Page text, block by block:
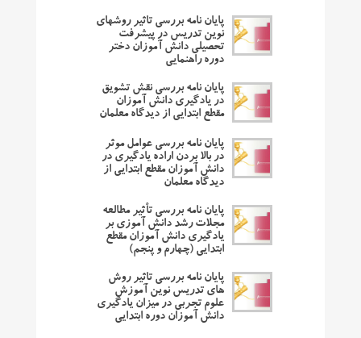
پایان نامه بررسی تاثیر روشهای
نوین تدریس در پیشرفت
تحصیلی دانش آموزان دختر
دوره راهنمایی
پایان نامه بررسی نقش تشویق
در یادگیری دانش آموزان
مقطع ابتدایی از دیدگاه معلمان
پایان نامه بررسی عوامل موثر
در بالا بردن اراده یادگیری در
دانش آموزان مقطع ابتدایی از
دیدگاه معلمان
پایان نامه بررسی تأثیر مطالعه
مجلات رشد دانش آموزی بر
یادگیری دانش آموزان مقطع
ابتدایی (چهارم و پنجم)
پایان نامه بررسی تاثیر روش
های تدریس نوین آموزش
علوم تجربی در میزان یادگیری
دانش آموزان دوره ابتدایی